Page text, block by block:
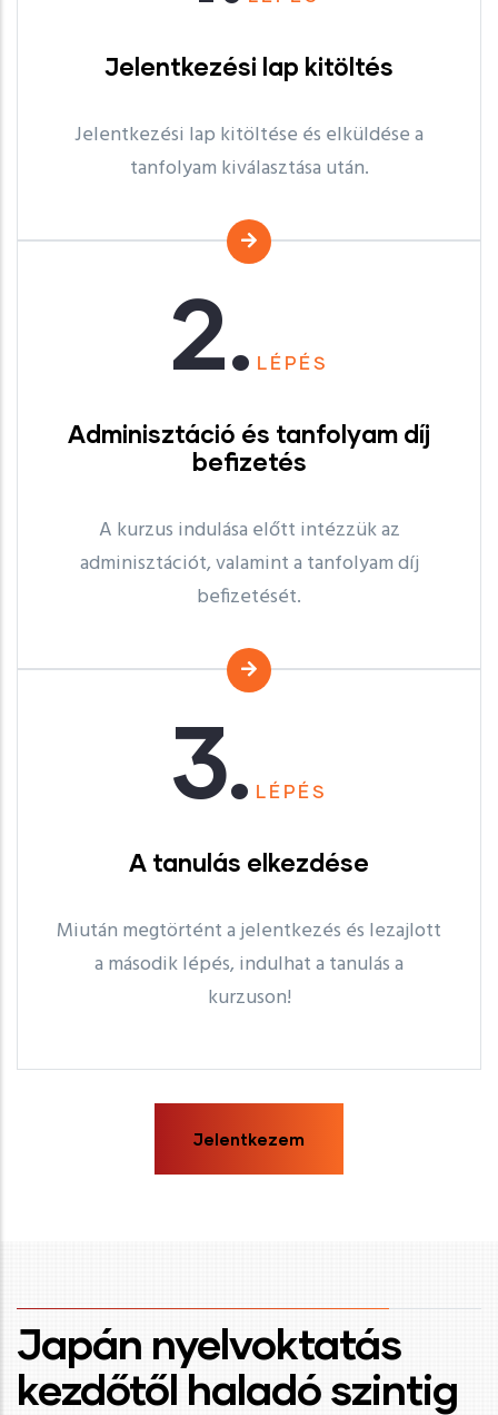
Jelentkezési lap kitöltés
Jelentkezési lap kitöltése és elküldése a
tanfolyam kiválasztása után.
2. LÉPÉS
Adminisztáció és tanfolyam díj
befizetés
A kurzus indulása előtt intézzük az
adminisztációt, valamint a tanfolyam díj
befizetését.
3. LÉPÉS
A tanulás elkezdése
Miután megtörtént a jelentkezés és lezajlott
a második lépés, indulhat a tanulás a
kurzuson!
Jelentkezem
Japán nyelvoktatás
kezdőtől haladó szintig